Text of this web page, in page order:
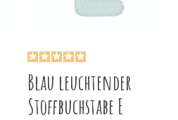
Blau leuchtender
Stoffbuchstabe E